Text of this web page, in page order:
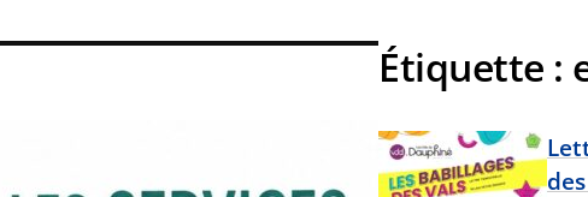
Étiquette :